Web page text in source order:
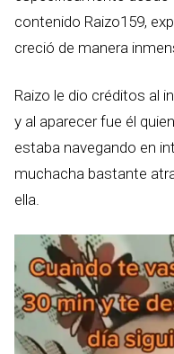
contenido Raizo159,
creció de manera
Raizo le dio créditos al
y al aparecer fue él
estaba navegando en
muchacha bastante
ella.